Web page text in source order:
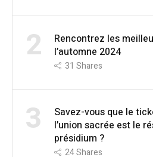
2
Rencontrez les
l’automne 2024
31 Shares
3
Savez-vous que le
l’union sacrée est le
présidium ?
24Shares